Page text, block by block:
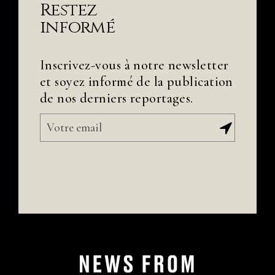
Restez
informé
Inscrivez-vous à notre newsletter
et soyez informé de la publication
de nos derniers reportages.